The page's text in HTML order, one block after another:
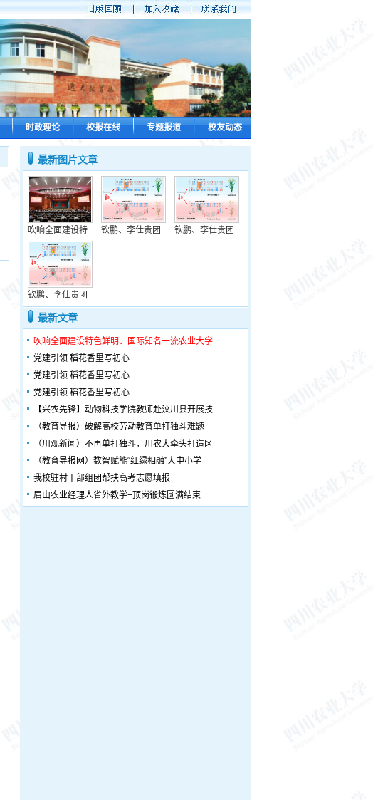
时政理论 校报在线 专题报道 校友动态
最新图片文章
吹响全面建设特 钦鹏、李仕贵团 钦鹏、李仕贵团
钦鹏、李仕贵团
最新文章
吹响全面建设特色鲜明、国际知名一流农业大学
党建引领 稻花香里写初心
党建引领 稻花香里写初心
党建引领 稻花香里写初心
【兴农先锋】动物科技学院教师赴汶川县开展技
（教育导报）破解高校劳动教育单打独斗难题
（川观新闻）不再单打独斗，川农大牵头打造区
（教育导报网）数智赋能“红绿相融”大中小学
我校驻村干部组团帮扶高考志愿填报
眉山农业经理人省外教学+顶岗锻炼圆满结束